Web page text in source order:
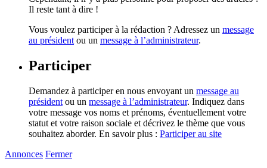
Il reste tant à dire !
Vous voulez participer à la rédaction ? Adressez un message
au président ou un message à l’administrateur.
Participer
Demandez à participer en nous envoyant un message au
président ou un message à l’administrateur. Indiquez dans
votre message vos noms et prénoms, éventuellement votre
statut et votre raison sociale et décrivez le thème que vous
souhaitez aborder. En savoir plus : Participer au site
Annonces Fermer